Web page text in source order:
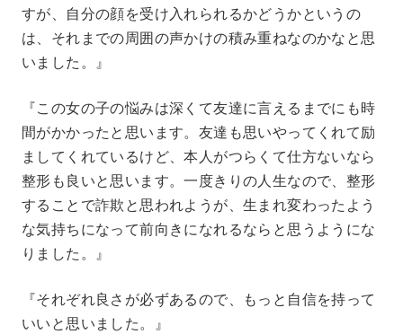
すが、自分の顔を受け入れられるかどうかというの
は、それまでの周囲の声かけの積み重ねなのかなと思
いました。』
『この女の子の悩みは深くて友達に言えるまでにも時
間がかかったと思います。友達も思いやってくれて励
ましてくれているけど、本人がつらくて仕方ないなら
整形も良いと思います。一度きりの人生なので、整形
することで詐欺と思われようが、生まれ変わったよう
な気持ちになって前向きになれるならと思うようにな
りました。』
『それぞれ良さが必ずあるので、もっと自信を持って
いいと思いました。』